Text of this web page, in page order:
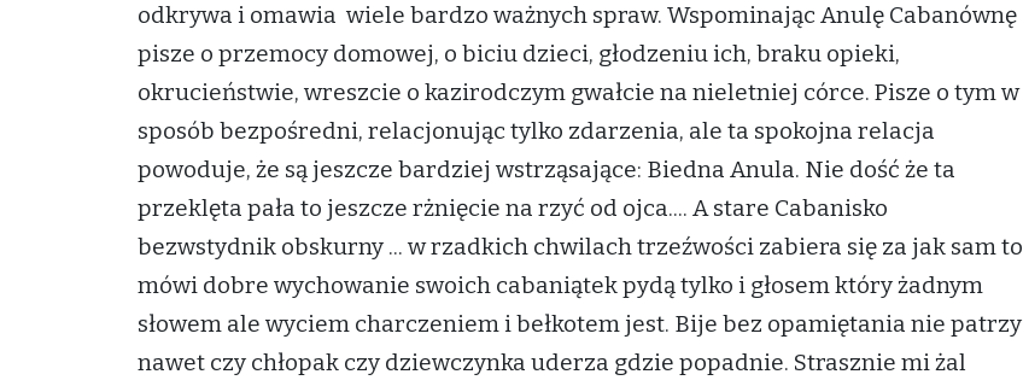
odkrywa i omawia wiele bardzo ważnych spraw. Wspominając Anulę Cabanównę
pisze o przemocy domowej, o biciu dzieci, głodzeniu ich, braku opieki,
okrucieństwie, wreszcie o kazirodczym gwałcie na nieletniej córce. Pisze o tym w
sposób bezpośredni, relacjonując tylko zdarzenia, ale ta spokojna relacja
powoduje, że są jeszcze bardziej wstrząsające: Biedna Anula. Nie dość że ta
przeklęta pała to jeszcze rżnięcie na rzyć od ojca.... A stare Cabanisko
bezwstydnik obskurny ... w rzadkich chwilach trzeźwości zabiera się za jak sam to
mówi dobre wychowanie swoich cabaniątek pydą tylko i głosem który żadnym
słowem ale wyciem charczeniem i bełkotem jest. Bije bez opamiętania nie patrzy
nawet czy chłopak czy dziewczynka uderza gdzie popadnie. Strasznie mi żal